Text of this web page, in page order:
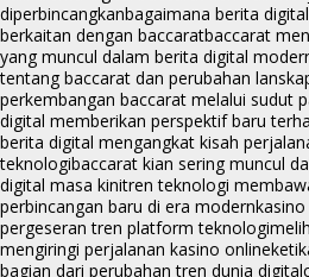
diperbincangkanbagaimana berita
berkaitan dengan baccaratbaccarat
yang muncul dalam berita digital
tentang baccarat dan perubahan
perkembangan baccarat melalui sudut
digital memberikan perspektif baru
berita digital mengangkat kisah
teknologibaccarat kian sering muncul
digital masa kinitren teknologi
perbincangan baru di era modern
pergeseran tren platform teknologi
mengiringi perjalanan kasino online
bagian dari perubahan tren dunia digital